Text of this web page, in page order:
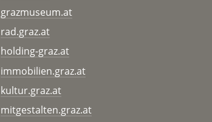
grazmuseum.at
rad.graz.at
holding-graz.at
immobilien.graz.at
kultur.graz.at
mitgestalten.graz.at